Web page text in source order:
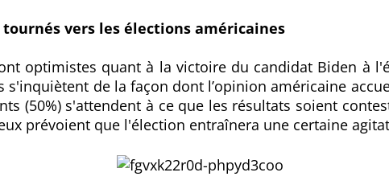
tournés vers les élections américaines
optimistes quant à la victoire du candidat Biden à
s'inquiètent de la façon dont l’opinion américaine
(50%) s'attendent à ce que les résultats soient
prévoient que l'élection entraînera une certaine